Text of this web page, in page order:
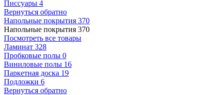
Писсуары 4
Вернуться обратно
Напольные покрытия 370
Напольные покрытия 370
Посмотреть все товары
Ламинат 328
Пробковые полы 0
Виниловые полы 16
Паркетная доска 19
Подложки 6
Вернуться обратно